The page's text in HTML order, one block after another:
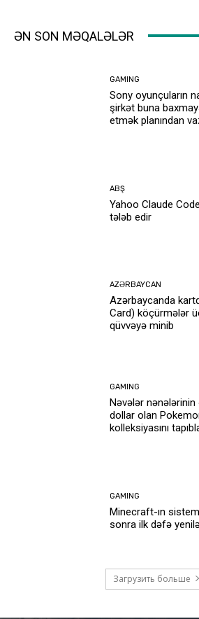
ƏN SON MƏQALƏLƏR
GAMING
Sony oyunçuların
şirkət buna
etmək planından
ABŞ
Yahoo Claude
tələb edir
AZƏRBAYCAN
Azərbaycanda
Card) köçürmələr
qüvvəyə minib
GAMING
Nəvələr
dollar olan
kolleksiyasını
GAMING
Minecraft-ın
sonra ilk dəfə
Загрузить больше